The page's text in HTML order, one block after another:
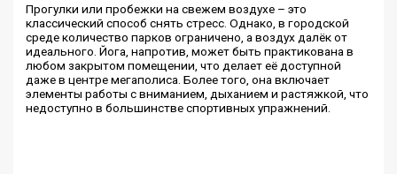
Прогулки или пробежки на свежем воздухе – это
классический способ снять стресс. Однако, в городской
среде количество парков ограничено, а воздух далёк от
идеального. Йога, напротив, может быть практикована в
любом закрытом помещении, что делает её доступной
даже в центре мегаполиса. Более того, она включает
элементы работы с вниманием, дыханием и растяжкой, что
недоступно в большинстве спортивных упражнений.